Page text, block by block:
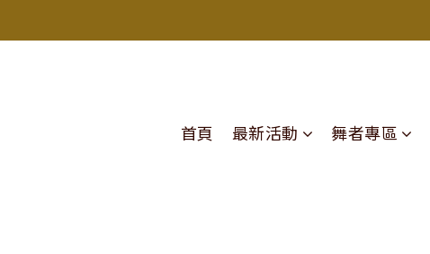
首頁 最新活動 舞者專區